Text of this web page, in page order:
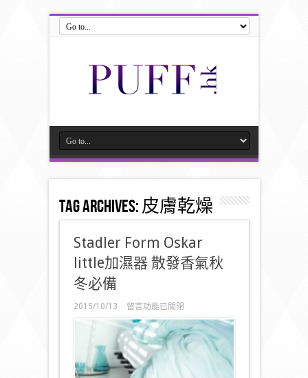
Tag Archives:皮膚乾燥
Stadler Form Oskar
little加濕器 散發香氣秋
冬必備
2015/10/13
在
〈Stadler
Form
Oskar
little
加
濕
留言功能已關閉